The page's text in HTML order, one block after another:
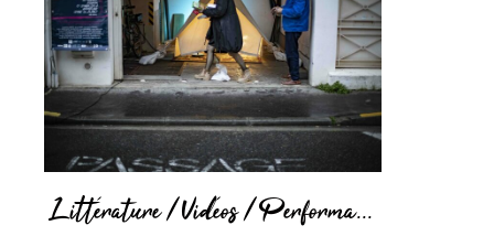
Littérature / Vidéos / Performances / Dessins